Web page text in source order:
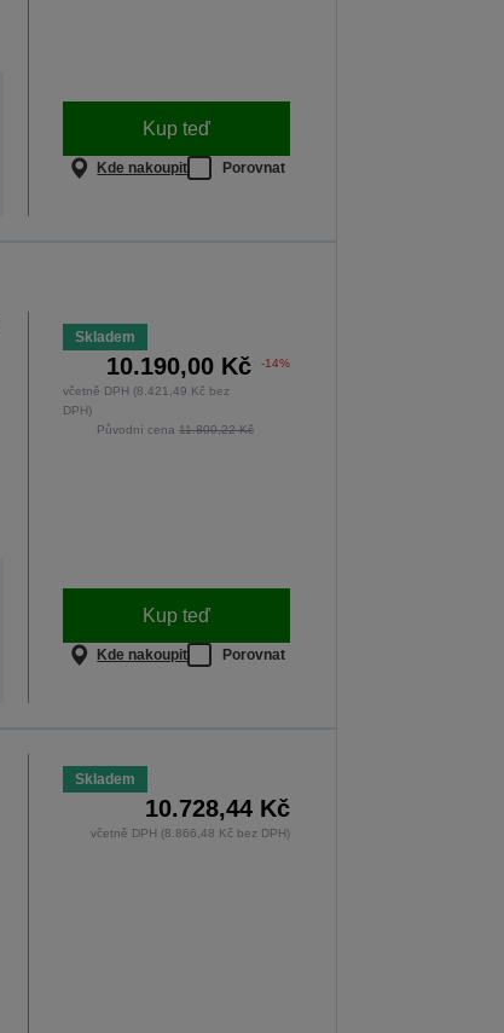
Kup teď
Kde nakoupit Porovnat
Skladem
10.190,00 Kč -14%
včetně DPH (8.421,49 Kč bez
DPH)
Původní cena11.800,22 Kč
Kup teď
Kde nakoupit Porovnat
Skladem
10.728,44 Kč
včetně DPH (8.866,48 Kč bez DPH)